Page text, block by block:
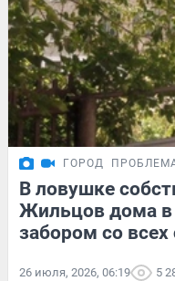
ГОРОД
В ловушке
Жильцов дома в
забором со всех
26 июля, 2026, 06:19 5